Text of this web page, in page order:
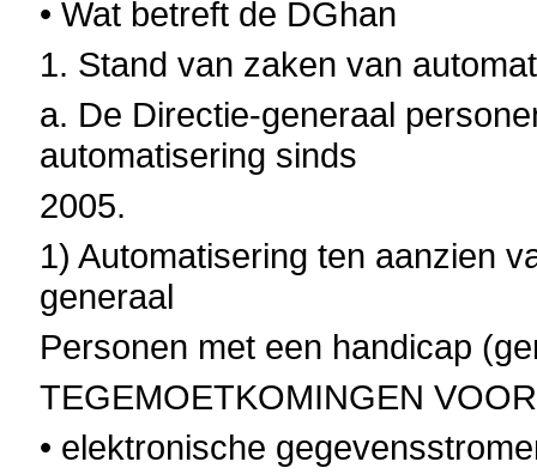
• Wat betreft de DGhan
1. Stand van zaken van
a. De Directie-generaal
automatisering sinds
2005.
1) Automatisering ten aanzien
generaal
Personen met een handicap
TEGEMOETKOMINGEN
• elektronische